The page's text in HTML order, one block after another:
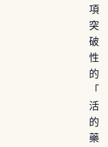
項
突
破
性
的
「
活
的
藥